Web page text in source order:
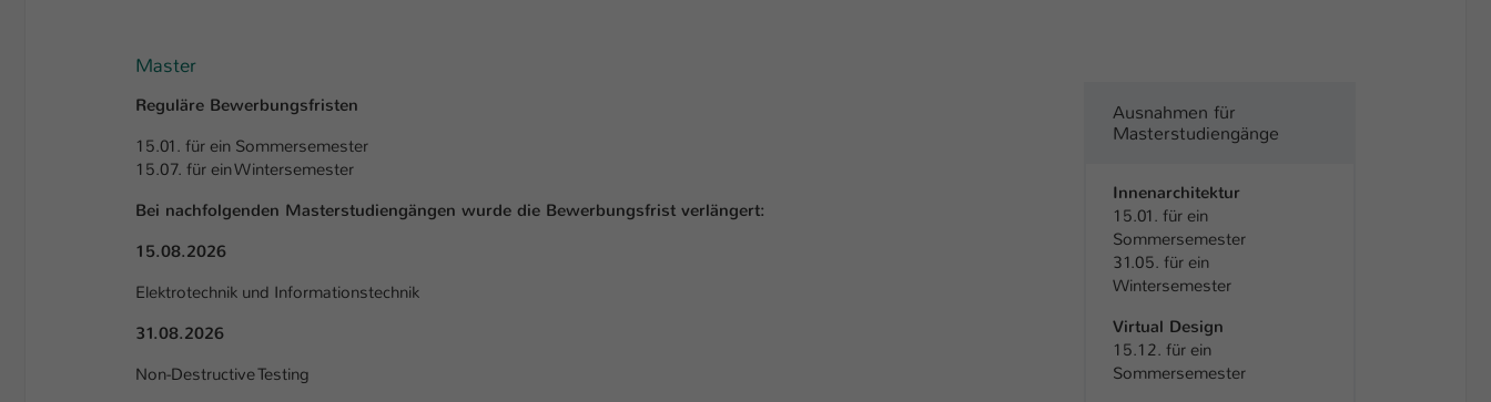
Master
Reguläre Bewerbungsfristen
15.01. für ein Sommersemester
15.07. für ein Wintersemester
Bei nachfolgenden Masterstudiengängen wurde die Bewerbungsfrist verlängert:
15.08.2026
Elektrotechnik und Informationstechnik
31.08.2026
Non-Destructive Testing
Ausnahmen für
Masterstudiengänge
Innenarchitektur
15.01. für ein
Sommersemester
31.05. für ein
Wintersemester
Virtual Design
15.12. für ein
Sommersemester